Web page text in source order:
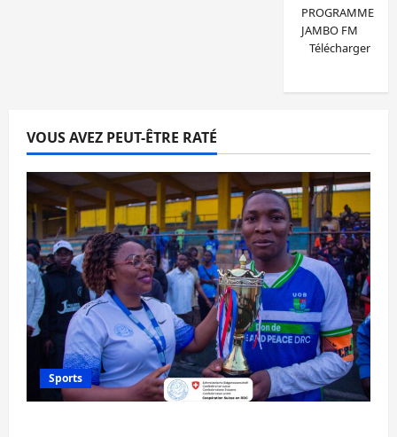
PROGRAMME
JAMBO FM
Télécharger
VOUS AVEZ PEUT-ÊTRE RATÉ
Sports